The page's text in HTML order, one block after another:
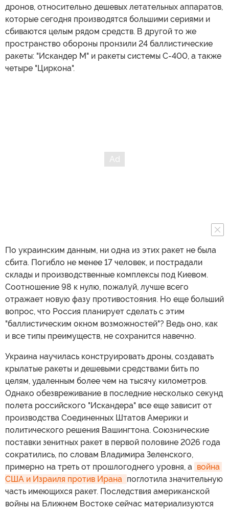
дронов, относительно дешевых летательных аппаратов,
которые сегодня производятся большими сериями и
сбиваются целым рядом средств. В другой то же
пространство обороны пронзили 24 баллистические
ракеты: "Искандер М" и ракеты системы С-400, а также
четыре "Циркона".
По украинским данным, ни одна из этих ракет не была
сбита. Погибло не менее 17 человек, и пострадали
склады и производственные комплексы под Киевом.
Соотношение 98 к нулю, пожалуй, лучше всего
отражает новую фазу противостояния. Но еще больший
вопрос, что Россия планирует сделать с этим
"баллистическим окном возможностей"? Ведь оно, как
и все типы преимуществ, не сохранится навечно.
Украина научилась конструировать дроны, создавать
крылатые ракеты и дешевыми средствами бить по
целям, удаленным более чем на тысячу километров.
Однако обезвреживание в последние несколько секунд
полета российского "Искандера" все еще зависит от
производства Соединенных Штатов Америки и
политического решения Вашингтона. Союзнические
поставки зенитных ракет в первой половине 2026 года
сократились, по словам Владимира Зеленского,
примерно на треть от прошлогоднего уровня, а война
США и Израиля против Ирана поглотила значительную
часть имеющихся ракет. Последствия американской
войны на Ближнем Востоке сейчас материализуются